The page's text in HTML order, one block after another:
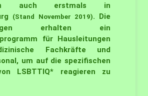
auch erstmals in
(Stand November 2019). Die
erhalten ein
für Hausleitungen
Fachkräfte und
um auf die spezifischen
LSBTTIQ* reagieren zu